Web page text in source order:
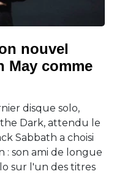
nouvel
May comme
disque solo,
Dark, attendu le
Sabbath a choisi
: son ami de longue
sur l'un des titres